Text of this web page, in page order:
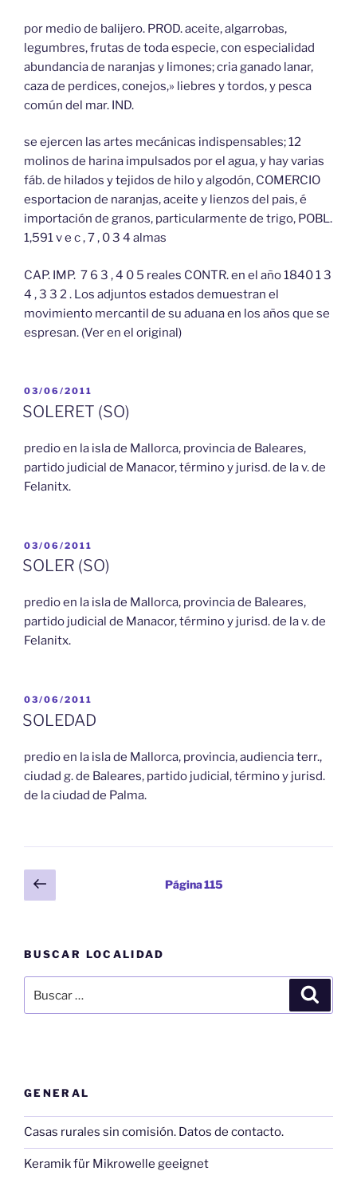
por medio de balijero. PROD. aceite, algarrobas,
legumbres, frutas de toda especie, con especialidad
abundancia de naranjas y limones; cria ganado lanar,
caza de perdices, conejos,» liebres y tordos, y pesca
común del mar. IND.
se ejercen las artes mecánicas indispensables; 12
molinos de harina impulsados por el agua, y hay varias
fáb. de hilados y tejidos de hilo y algodón, COMERCIO
esportacion de naranjas, aceite y lienzos del pais, é
importación de granos, particularmente de trigo, POBL.
1,591 v e c , 7 , 0 3 4 almas
CAP. IMP. 7 6 3 , 4 0 5 reales CONTR. en el año 1840 1 3
4 , 3 3 2 . Los adjuntos estados demuestran el
movimiento mercantil de su aduana en los años que se
espresan. (Ver en el original)
PUBLICADO
EL
03/06/2011
SOLERET (SO)
predio en la isla de Mallorca, provincia de Baleares,
partido judicial de Manacor, término y jurisd. de la v. de
Felanitx.
PUBLICADO
EL
03/06/2011
SOLER (SO)
predio en la isla de Mallorca, provincia de Baleares,
partido judicial de Manacor, término y jurisd. de la v. de
Felanitx.
PUBLICADO
EL
03/06/2011
SOLEDAD
predio en la isla de Mallorca, provincia, audiencia terr.,
ciudad g. de Baleares, partido judicial, término y jurisd.
de la ciudad de Palma.
Paginación
de
Página
anterior
Página115
BUSCAR LOCALIDAD
por:
GENERAL
Casas rurales sin comisión. Datos de contacto.
Keramik für Mikrowelle geeignet